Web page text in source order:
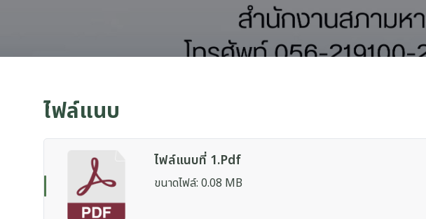
ไฟล์แนบ
ไฟล์แนบที่ 1.pdf
ขนาดไฟล์: 0.08 MB